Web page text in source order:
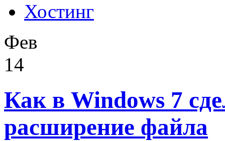
Хостинг
Фев
14
Как в Windows 7
расширение файла